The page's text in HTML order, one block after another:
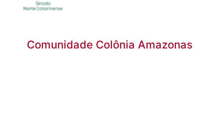
Comunidade Colônia Amazonas